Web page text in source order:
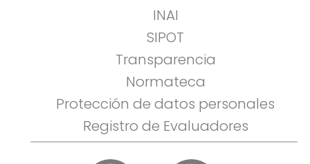
INAI
SIPOT
Transparencia
Normateca
Protección de datos personales
Registro de Evaluadores